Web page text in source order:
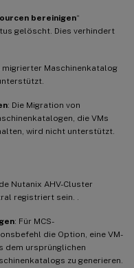
bereinigen“
gelöscht. Dies verhindert
migrierter Maschinenkatalog
: Die Migration von
die VMs
wird nicht unterstützt.
Nutanix AHV-Cluster
registriert sein. .
: Für MCS-
die Option, eine VM-
dem ursprünglichen
zu generieren.